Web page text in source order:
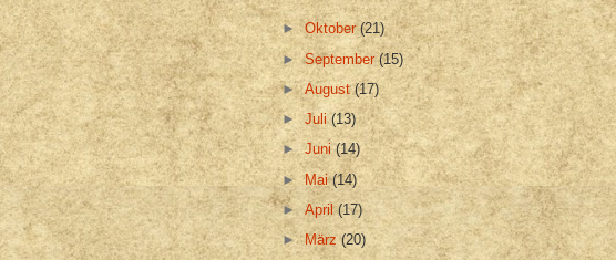
►Oktober(21)
►September(15)
►August(17)
►Juli(13)
►Juni(14)
►Mai(14)
►April(17)
► März(20)